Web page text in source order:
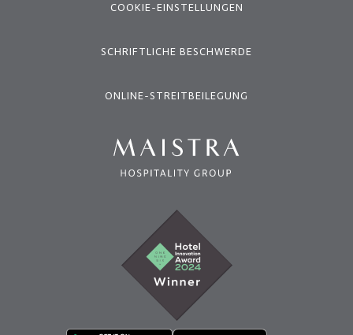
COOKIE-EINSTELLUNGEN
SCHRIFTLICHE BESCHWERDE
ONLINE-STREITBEILEGUNG